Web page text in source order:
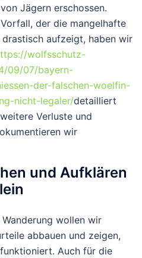
Jägern erschossen.
der die mangelhafte
drastisch aufzeigt, haben wir
wolfsschutz-
09/07/bayern-
der-falschen-woelfin-
nicht-legaler/detailliert
Verluste und
wir
und Aufklären
wollen wir
abbauen und zeigen,
Auch für die